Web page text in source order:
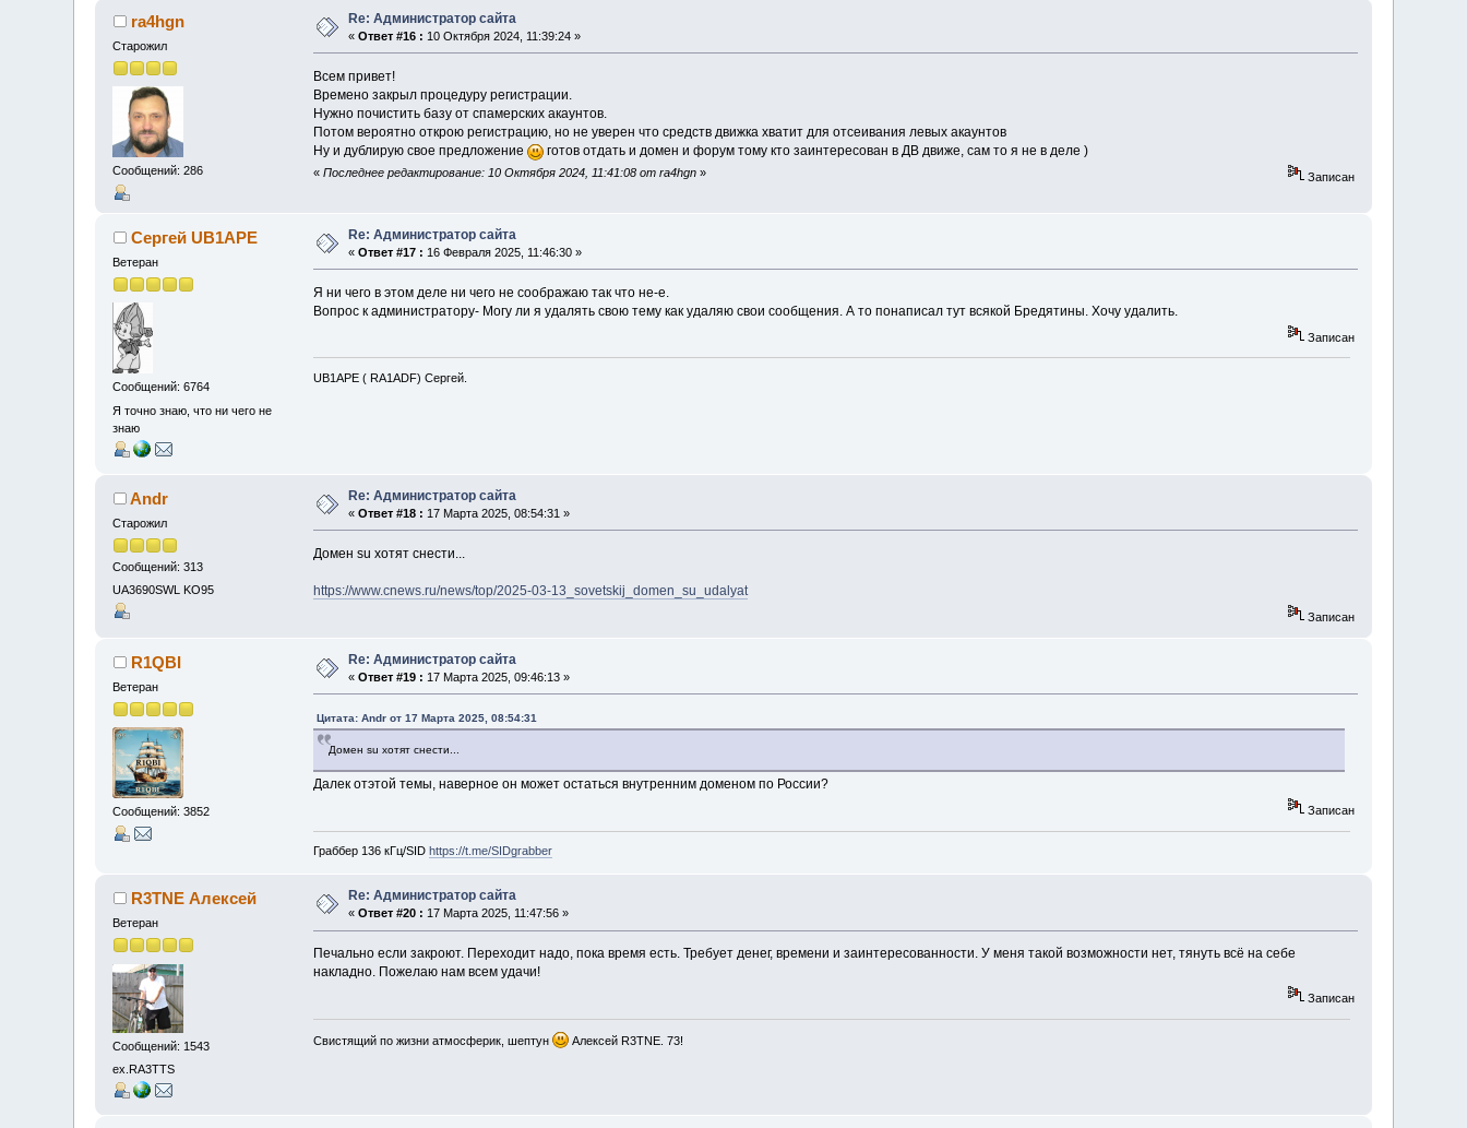
ra4hgn
Старожил
Сообщений: 286
Re: Администратор сайта
«Ответ #16 : 10 Октября 2024, 11:39:24 »
Всем привет!
Времено закрыл процедуру регистрации.
Нужно почистить базу от спамерских акаунтов.
Потом вероятно открою регистрацию, но не уверен что средств движка хватит для отсеивания левых акаунтов
Ну и дублирую свое предложение
готов отдать и домен и форум тому кто заинтересован в ДВ движе, сам то я не в деле )
« Последнее редактирование: 10 Октября 2024, 11:41:08 от ra4hgn» Записан
Сергей UB1APE
Ветеран
Сообщений: 6764
Я точно знаю, что ни чего не
знаю
Re: Администратор сайта
«Ответ #17 : 16 Февраля 2025, 11:46:30 »
Я ни чего в этом деле ни чего не соображаю так что не-е.
Вопрос к администратору- Могу ли я удалять свою тему как удаляю свои сообщения. А то понаписал тут всякой Бредятины. Хочу удалить.
Записан
UB1APE ( RA1ADF) Сергей.
Andr
Старожил
Сообщений: 313
UA3690SWL KO95
Re: Администратор сайта
«Ответ #18 : 17 Марта 2025, 08:54:31 »
Домен su хотят снести...
https://www.cnews.ru/news/top/2025-03-13_sovetskij_domen_su_udalyat
Записан
R1QBI
Ветеран
Сообщений: 3852
Re: Администратор сайта
«Ответ #19 : 17 Марта 2025, 09:46:13 »
Цитата: Andr от 17 Марта 2025, 08:54:31
Домен su хотят снести...
Далек отэтой темы, наверное он может остаться внутренним доменом по России?
Записан
Граббер 136 кГц/SID https://t.me/SIDgrabber
R3TNE Алексей
Ветеран
Сообщений: 1543
ex.RA3TTS
Re: Администратор сайта
«Ответ #20 : 17 Марта 2025, 11:47:56 »
Печально если закроют. Переходит надо, пока время есть. Требует денег, времени и заинтересованности. У меня такой возможности нет, тянуть всё на себе
накладно. Пожелаю нам всем удачи!
Записан
Свистящий по жизни атмосферик, шептун Алексей R3TNE. 73!